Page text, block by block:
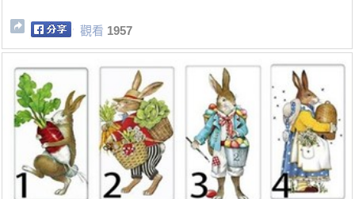
觀看 1957